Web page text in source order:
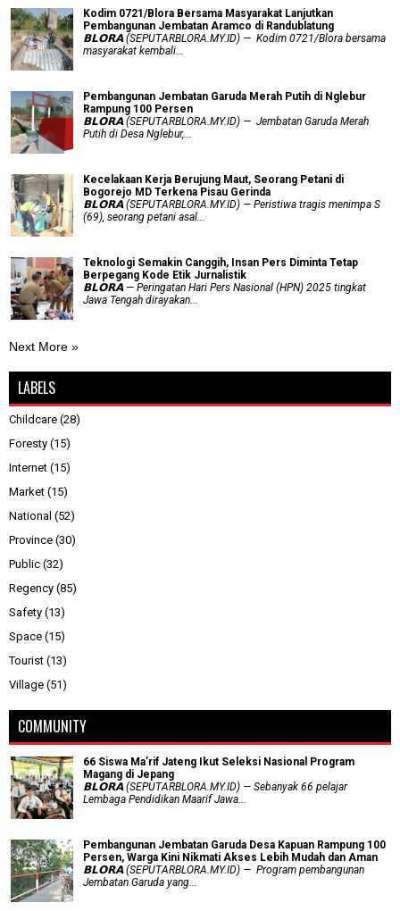
Kodim 0721/Blora Bersama Masyarakat Lanjutkan
Pembangunan Jembatan Aramco di Randublatung
𝗕𝗟𝗢𝗥𝗔 (SEPUTARBLORA.MY.ID) — Kodim 0721/Blora bersama
masyarakat kembali...
Pembangunan Jembatan Garuda Merah Putih di Nglebur
Rampung 100 Persen
𝗕𝗟𝗢𝗥𝗔 (SEPUTARBLORA.MY.ID) — Jembatan Garuda Merah
Putih di Desa Nglebur,...
Kecelakaan Kerja Berujung Maut, Seorang Petani di
Bogorejo MD Terkena Pisau Gerinda
𝗕𝗟𝗢𝗥𝗔 (SEPUTARBLORA.MY.ID) — Peristiwa tragis menimpa S
(69), seorang petani asal...
Teknologi Semakin Canggih, Insan Pers Diminta Tetap
Berpegang Kode Etik Jurnalistik
𝗕𝗟𝗢𝗥𝗔 — Peringatan Hari Pers Nasional (HPN) 2025 tingkat
Jawa Tengah dirayakan...
Next More »
LABELS
Childcare (28)
Foresty (15)
Internet (15)
Market (15)
National (52)
Province (30)
Public (32)
Regency (85)
Safety (13)
Space (15)
Tourist (13)
Village (51)
COMMUNITY
66 Siswa Ma’rif Jateng Ikut Seleksi Nasional Program
Magang di Jepang
𝗕𝗟𝗢𝗥𝗔 (SEPUTARBLORA.MY.ID) — Sebanyak 66 pelajar
Lembaga Pendidikan Maarif Jawa...
Pembangunan Jembatan Garuda Desa Kapuan Rampung 100
Persen, Warga Kini Nikmati Akses Lebih Mudah dan Aman
𝗕𝗟𝗢𝗥𝗔 (SEPUTARBLORA.MY.ID) — Program pembangunan
Jembatan Garuda yang...